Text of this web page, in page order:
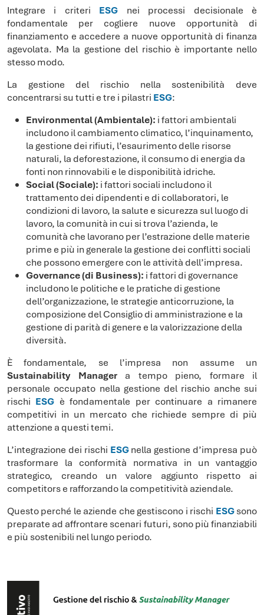
Integrare i criteri ESG nei processi decisionale è
fondamentale per cogliere nuove opportunità di
finanziamento e accedere a nuove opportunità di finanza
agevolata. Ma la gestione del rischio è importante nello
stesso modo.
La gestione del rischio nella sostenibilità deve
concentrarsi su tutti e tre i pilastri ESG:
Environmental (Ambientale): i fattori ambientali
includono il cambiamento climatico, l’inquinamento,
la gestione dei rifiuti, l’esaurimento delle risorse
naturali, la deforestazione, il consumo di energia da
fonti non rinnovabili e le disponibilità idriche.
Social (Sociale): i fattori sociali includono il
trattamento dei dipendenti e di collaboratori, le
condizioni di lavoro, la salute e sicurezza sul luogo di
lavoro, la comunità in cui si trova l’azienda, le
comunità che lavorano per l’estrazione delle materie
prime e più in generale la gestione dei conflitti sociali
che possono emergere con le attività dell’impresa.
Governance (di Business): i fattori di governance
includono le politiche e le pratiche di gestione
dell’organizzazione, le strategie anticorruzione, la
composizione del Consiglio di amministrazione e la
gestione di parità di genere e la valorizzazione della
diversità.
È fondamentale, se l’impresa non assume un
Sustainability Managera tempo pieno, formare il
personale occupato nella gestione del rischio anche sui
rischi ESG è fondamentale per continuare a rimanere
competitivi in un mercato che richiede sempre di più
attenzione a questi temi.
L’integrazione dei rischi ESGnella gestione d’impresa può
trasformare la conformità normativa in un vantaggio
strategico, creando un valore aggiunto rispetto ai
competitors e rafforzando la competitività aziendale.
Questo perché le aziende che gestiscono i rischi ESGsono
preparate ad affrontare scenari futuri, sono più finanziabili
e più sostenibili nel lungo periodo.